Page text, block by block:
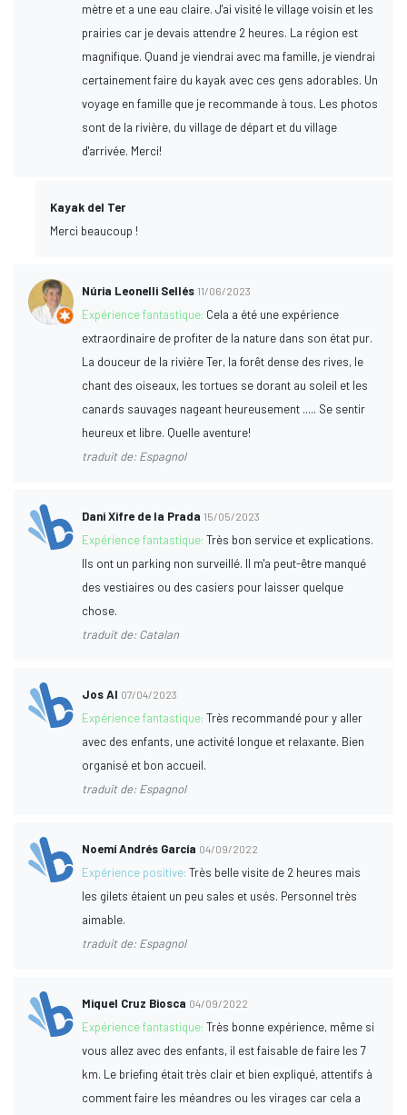
mètre et a une eau claire. J'ai visité le village voisin et les
prairies car je devais attendre 2 heures. La région est
magnifique. Quand je viendrai avec ma famille, je viendrai
certainement faire du kayak avec ces gens adorables. Un
voyage en famille que je recommande à tous. Les photos
sont de la rivière, du village de départ et du village
d'arrivée. Merci!
Kayak del Ter
Merci beaucoup !
Núria Leonelli Sellés 11/06/2023
Expérience fantastique: Cela a été une expérience
extraordinaire de profiter de la nature dans son état pur.
La douceur de la rivière Ter, la forêt dense des rives, le
chant des oiseaux, les tortues se dorant au soleil et les
canards sauvages nageant heureusement ..... Se sentir
heureux et libre. Quelle aventure!
traduit de: Espagnol
Dani Xifre de la Prada 15/05/2023
Expérience fantastique:Très bon service et explications.
Ils ont un parking non surveillé. Il m'a peut-être manqué
des vestiaires ou des casiers pour laisser quelque
chose.
traduit de: Catalan
Jos Al 07/04/2023
Expérience fantastique:Très recommandé pour y aller
avec des enfants, une activité longue et relaxante. Bien
organisé et bon accueil.
traduit de: Espagnol
Noemí Andrés García 04/09/2022
Expérience positive:Très belle visite de 2 heures mais
les gilets étaient un peu sales et usés. Personnel très
aimable.
traduit de: Espagnol
Miquel Cruz Biosca 04/09/2022
Expérience fantastique:Très bonne expérience, même si
vous allez avec des enfants, il est faisable de faire les 7
km. Le briefing était très clair et bien expliqué, attentifs à
comment faire les méandres ou les virages car cela a